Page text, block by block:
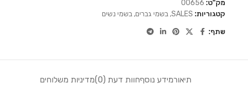
מק"ט: 00656
קטגוריות: SALES
, בשמי גברים, בשמי נשים
שתף:
תיאורמידע נוסףחוות דעת (0) מדיניות משלוחים